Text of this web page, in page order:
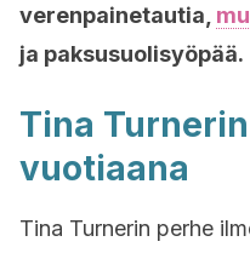
verenpainetautia,
ja paksusuolisyöpää.
Tina
vuotiaana
Tina Turnerin perhe